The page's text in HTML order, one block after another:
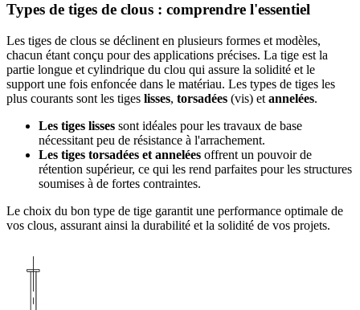
Types de tiges de clous : comprendre l'essentiel
Les tiges de clous se déclinent en plusieurs formes et modèles,
chacun étant conçu pour des applications précises. La tige est la
partie longue et cylindrique du clou qui assure la solidité et le
support une fois enfoncée dans le matériau. Les types de tiges les
plus courants sont les tiges lisses, torsadées (vis) et annelées.
Les tiges lisses sont idéales pour les travaux de base
nécessitant peu de résistance à l'arrachement.
Les tiges torsadées et annelées offrent un pouvoir de
rétention supérieur, ce qui les rend parfaites pour les structures
soumises à de fortes contraintes.
Le choix du bon type de tige garantit une performance optimale de
vos clous, assurant ainsi la durabilité et la solidité de vos projets.